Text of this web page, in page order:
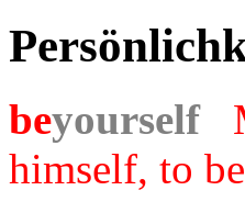
beyourself
himself, to